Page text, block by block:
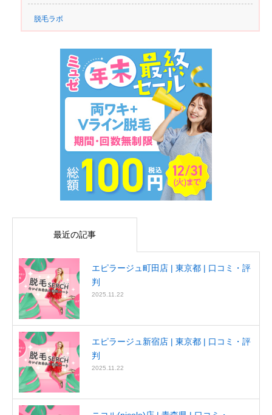
脱毛ラボ
最近の記事
エピラージュ町田店 | 東京都 | 口コミ・評
判
2025.11.22
エピラージュ新宿店 | 東京都 | 口コミ・評
判
2025.11.22